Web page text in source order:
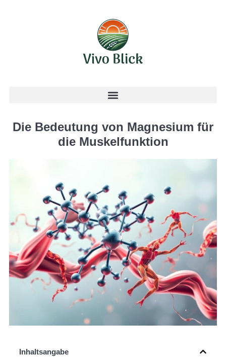
Die Bedeutung von Magnesium für
die Muskelfunktion
Inhaltsangabe